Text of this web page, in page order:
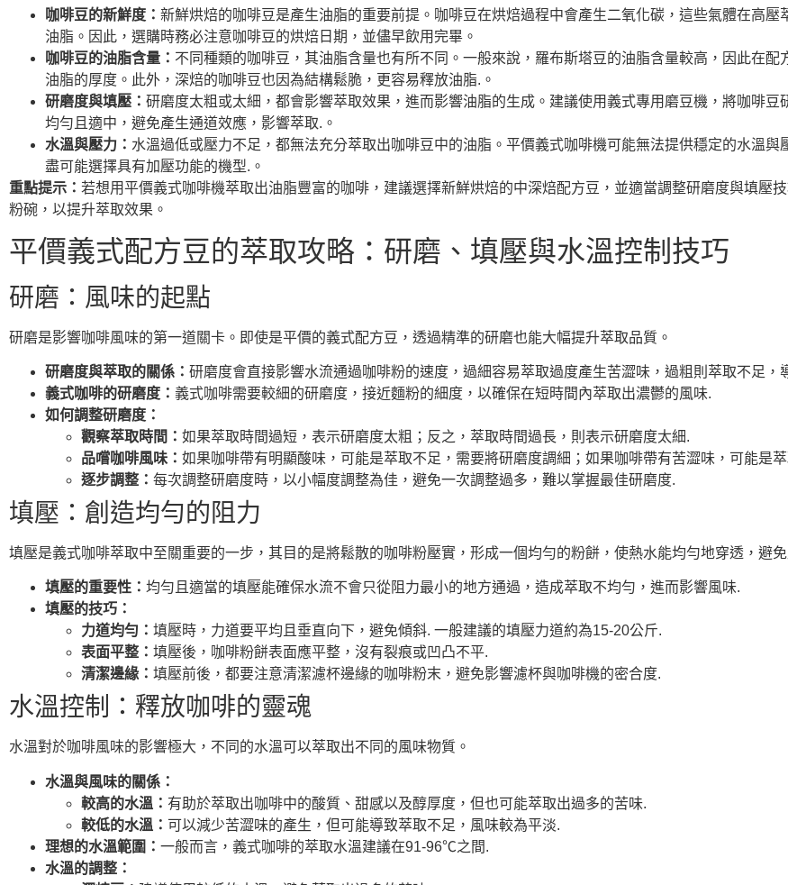
咖啡豆的新鮮度： 新鮮烘焙的咖啡豆是產生油脂的重要前提。咖啡豆在烘焙過程中會產生二氧化碳，這些氣體在高
油脂。因此，選購時務必注意咖啡豆的烘焙日期，並儘早飲用完畢。
咖啡豆的油脂含量： 不同種類的咖啡豆，其油脂含量也有所不同。一般來說，羅布斯塔豆的油脂含量較高，因此在
油脂的厚度。此外，深焙的咖啡豆也因為結構鬆脆，更容易釋放油脂.。
研磨度與填壓： 研磨度太粗或太細，都會影響萃取效果，進而影響油脂的生成。建議使用義式專用磨豆機，將咖啡
均勻且適中，避免產生通道效應，影響萃取.。
水溫與壓力： 水溫過低或壓力不足，都無法充分萃取出咖啡豆中的油脂。平價義式咖啡機可能無法提供穩定的水溫
盡可能選擇具有加壓功能的機型.。
重點提示： 若想用平價義式咖啡機萃取出油脂豐富的咖啡，建議選擇新鮮烘焙的中深焙配方豆，並適當調整研磨度與填壓
粉碗，以提升萃取效果。
平價義式配方豆的萃取攻略：研磨、填壓與水溫控制技巧
研磨：風味的起點
研磨是影響咖啡風味的第一道關卡。即使是平價的義式配方豆，透過精準的研磨也能大幅提升萃取品質。
研磨度與萃取的關係： 研磨度會直接影響水流通過咖啡粉的速度，過細容易萃取過度產生苦澀味，過粗則萃取不足，
義式咖啡的研磨度： 義式咖啡需要較細的研磨度，接近麵粉的細度，以確保在短時間內萃取出濃鬱的風味.
如何調整研磨度：
觀察萃取時間： 如果萃取時間過短，表示研磨度太粗；反之，萃取時間過長，則表示研磨度太細.
品嚐咖啡風味： 如果咖啡帶有明顯酸味，可能是萃取不足，需要將研磨度調細；如果咖啡帶有苦澀味，可能是
逐步調整： 每次調整研磨度時，以小幅度調整為佳，避免一次調整過多，難以掌握最佳研磨度.
填壓：創造均勻的阻力
填壓是義式咖啡萃取中至關重要的一步，其目的是將鬆散的咖啡粉壓實，形成一個均勻的粉餅，使熱水能均勻地穿透，避
填壓的重要性： 均勻且適當的填壓能確保水流不會只從阻力最小的地方通過，造成萃取不均勻，進而影響風味.
填壓的技巧：
力道均勻： 填壓時，力道要平均且垂直向下，避免傾斜. 一般建議的填壓力道約為15-20公斤.
表面平整： 填壓後，咖啡粉餅表面應平整，沒有裂痕或凹凸不平.
清潔邊緣： 填壓前後，都要注意清潔濾杯邊緣的咖啡粉末，避免影響濾杯與咖啡機的密合度.
水溫控制：釋放咖啡的靈魂
水溫對於咖啡風味的影響極大，不同的水溫可以萃取出不同的風味物質。
水溫與風味的關係：
較高的水溫： 有助於萃取出咖啡中的酸質、甜感以及醇厚度，但也可能萃取出過多的苦味.
較低的水溫： 可以減少苦澀味的產生，但可能導致萃取不足，風味較為平淡.
理想的水溫範圍： 一般而言，義式咖啡的萃取水溫建議在91-96℃之間.
水溫的調整：